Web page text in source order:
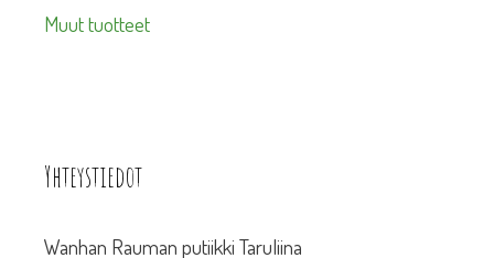
Muut tuotteet
Yhteystiedot
Wanhan Rauman putiikki Taruliina